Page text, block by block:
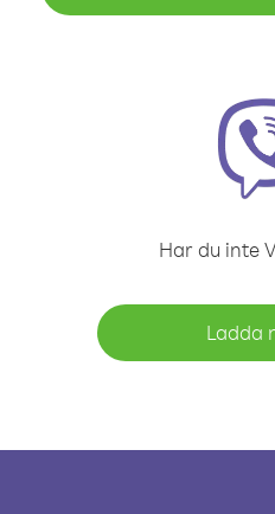
Har du inte
Ladda